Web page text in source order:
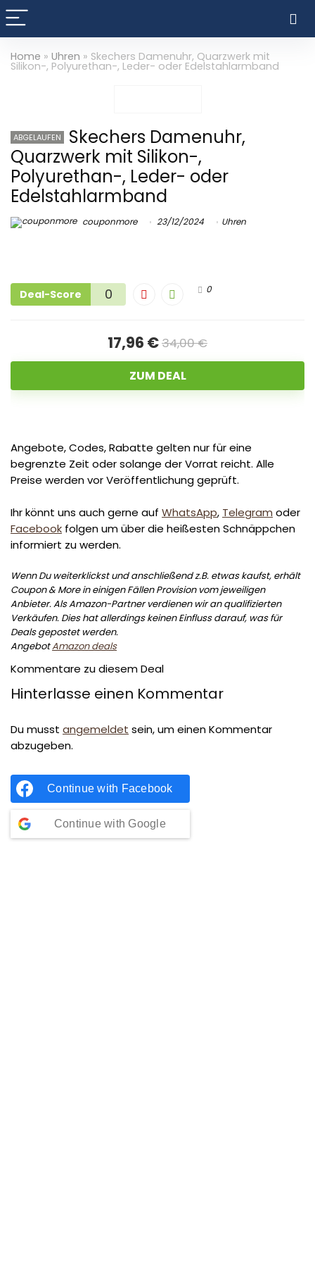
Home » Uhren » Skechers Damenuhr, Quarzwerk mit
Silikon-, Polyurethan-, Leder- oder Edelstahlarmband
ABGELAUFEN
Skechers Damenuhr,
Quarzwerk mit Silikon-,
Polyurethan-, Leder- oder
Edelstahlarmband
couponmore 23/12/2024 Uhren
Deal-Score 0 0
17,96 €34,00 €
ZUM DEAL
Angebote, Codes, Rabatte gelten nur für eine
begrenzte Zeit oder solange der Vorrat reicht. Alle
Preise werden vor Veröffentlichung geprüft.
Ihr könnt uns auch gerne auf WhatsApp, Telegram oder
Facebook folgen um über die heißesten Schnäppchen
informiert zu werden.
Wenn Du weiterklickst und anschließend z.B. etwas kaufst, erhält
Coupon & More in einigen Fällen Provision vom jeweiligen
Anbieter. Als Amazon-Partner verdienen wir an qualifizierten
Verkäufen. Dies hat allerdings keinen Einfluss darauf, was für
Deals gepostet werden.
AngebotAmazon deals
Kommentare zu diesem Deal
Hinterlasse einen Kommentar
Du musst angemeldet sein, um einen Kommentar
abzugeben.
Continue with Facebook
Continue with Google